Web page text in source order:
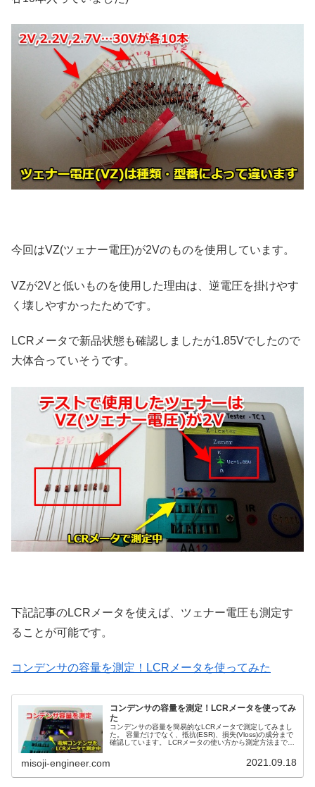
今回はVZ(ツェナー電圧)が2Vのものを使用しています。
VZが2Vと低いものを使用した理由は、逆電圧を掛けやす
く壊しやすかったためです。
LCRメータで新品状態も確認しましたが1.85Vでしたので
大体合っていそうです。
下記記事のLCRメータを使えば、ツェナー電圧も測定す
ることが可能です。
コンデンサの容量を測定！LCRメータを使ってみた
コンデンサの容量を測定！LCRメータを使ってみ
た
コンデンサの容量を簡易的なLCRメータで測定してみまし
た。 容量だけでなく、抵抗(ESR)、損失(Vloss)の成分まで
確認しています。 LCRメータの使い方から測定方法まで紹
misoji-engineer.com 2021.09.18